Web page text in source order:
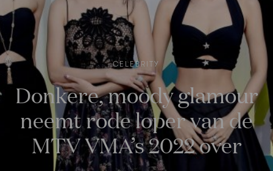
CELEBRITY
Donkere, moody glamour
neemt rode loper van de
MTV VMA’s 2022 over